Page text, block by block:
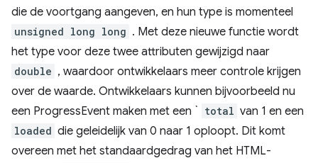
die de voortgang aangeven, en hun type is momenteel
unsigned long long . Met deze nieuwe functie wordt
het type voor deze twee attributen gewijzigd naar
double , waardoor ontwikkelaars meer controle krijgen
over de waarde. Ontwikkelaars kunnen bijvoorbeeld nu
een ProgressEvent maken met een ` total van 1 en een
loaded die geleidelijk van 0 naar 1 oploopt. Dit komt
overeen met het standaardgedrag van het HTML-